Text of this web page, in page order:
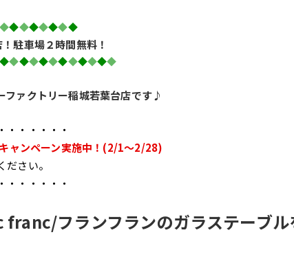
◆◆◆◆◆◆◆◆
駐車場２時間無料！
◆◆◆◆◆◆◆◆◆◆◆◆
ファクトリー稲城若葉台店です♪
・・・・・・
ャンペーン実施中！(2/1～2/28)
ださい。
・・・・・・
franc/フランフランのガラステーブル